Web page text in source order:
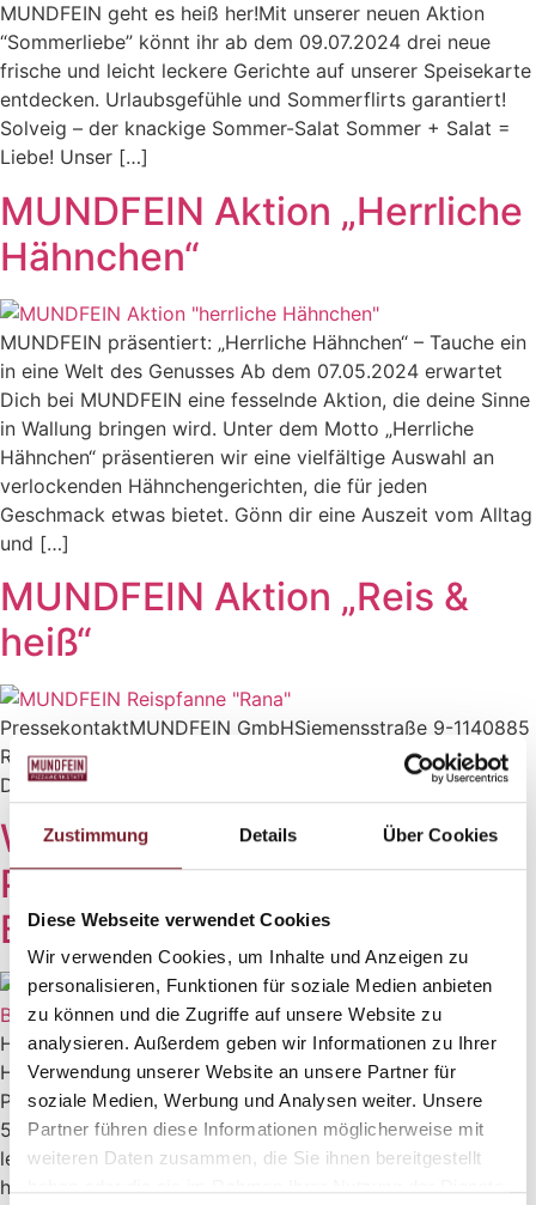
Zustimmung Details Über Cookies
Diese Webseite verwendet Cookies
Wir verwenden Cookies, um Inhalte und Anzeigen zu
personalisieren, Funktionen für soziale Medien anbieten
zu können und die Zugriffe auf unsere Website zu
analysieren. Außerdem geben wir Informationen zu Ihrer
Verwendung unserer Website an unsere Partner für
soziale Medien, Werbung und Analysen weiter. Unsere
Partner führen diese Informationen möglicherweise mit
weiteren Daten zusammen, die Sie ihnen bereitgestellt
MUNDFEIN geht es heiß her!Mit unserer neuen Aktion
“Sommerliebe” könnt ihr ab dem 09.07.2024 drei neue
frische und leicht leckere Gerichte auf unserer Speisekarte
entdecken. Urlaubsgefühle und Sommerflirts garantiert!
Solveig – der knackige Sommer-Salat Sommer + Salat =
Liebe! Unser […]
MUNDFEIN Aktion „Herrliche
Hähnchen“
MUNDFEIN präsentiert: „Herrliche Hähnchen“ – Tauche ein
in eine Welt des Genusses Ab dem 07.05.2024 erwartet
Dich bei MUNDFEIN eine fesselnde Aktion, die deine Sinne
in Wallung bringen wird. Unter dem Motto „Herrliche
Hähnchen“ präsentieren wir eine vielfältige Auswahl an
verlockenden Hähnchengerichten, die für jeden
Geschmack etwas bietet. Gönn dir eine Auszeit vom Alltag
und […]
MUNDFEIN Aktion „Reis &
heiß“
PressekontaktMUNDFEIN GmbHSiemensstraße 9-1140885
RatingenTel.: 02102/939 76 00E-Mail: info@mundfein.de
Download
Wiedereröffnung MUNDFEIN
Pizzawerkstatt
Braunschweig
Hipp Hipp Hurra! Wir sind wieder da!MUNDFEIN is back.
Hey Leute, es ist endlich soweit! Die MUNDFEIN
Pizzawerkstatt in Braunschweig macht sich bereit, um am
5. März 2024 wieder durchzustarten und euch mit den
leckersten Pizzen von MUNDFEIN zu versorgen! Wir
haben uns ordentlich ins Zeug gelegt und unsere